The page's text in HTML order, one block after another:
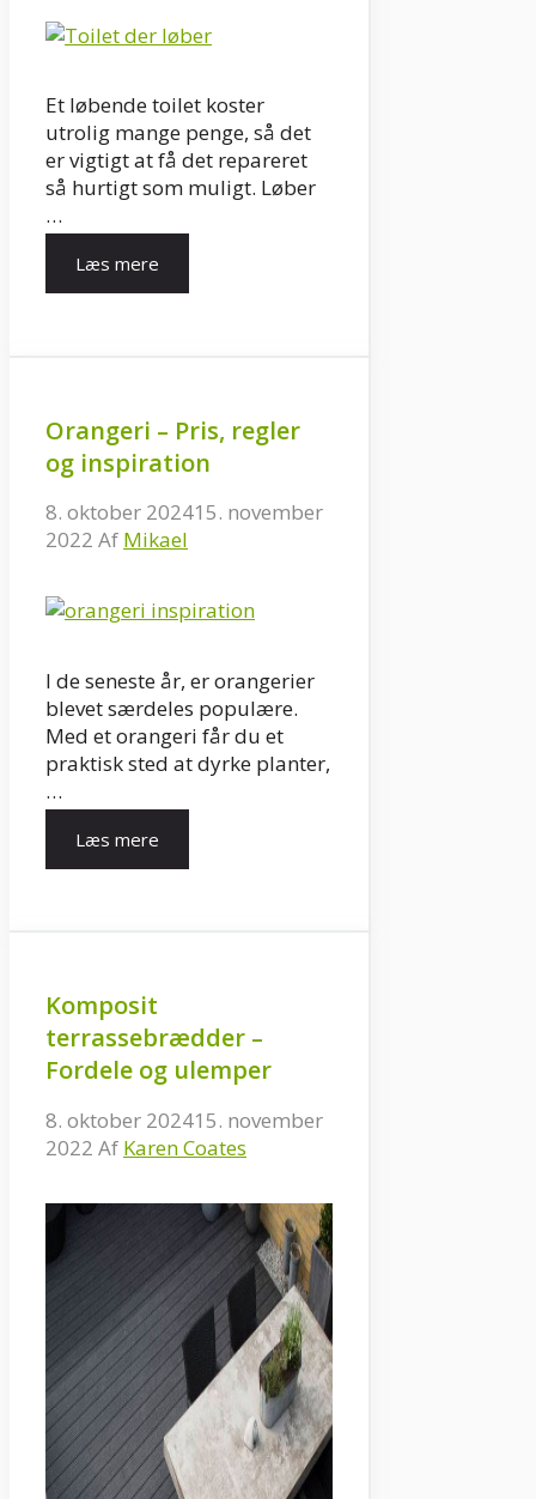
Et løbende toilet koster
utrolig mange penge, så det
er vigtigt at få det repareret
så hurtigt som muligt. Løber
…
Læs mere
Orangeri – Pris, regler
og inspiration
8. oktober 202415. november
2022 Af Mikael
I de seneste år, er orangerier
blevet særdeles populære.
Med et orangeri får du et
praktisk sted at dyrke planter,
…
Læs mere
Komposit
terrassebrædder –
Fordele og ulemper
8. oktober 202415. november
2022 Af Karen Coates